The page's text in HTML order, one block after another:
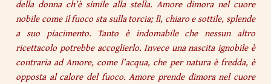
della donna ch’è simile alla stella. Amore dimora nel cuore
nobile come il fuoco sta sulla torcia; lì, chiaro e sottile, splende
a suo piacimento. Tanto è indomabile che nessun altro
ricettacolo potrebbe accoglierlo. Invece una nascita ignobile è
contraria ad Amore, come l’acqua, che per natura è fredda, è
opposta al calore del fuoco. Amore prende dimora nel cuore